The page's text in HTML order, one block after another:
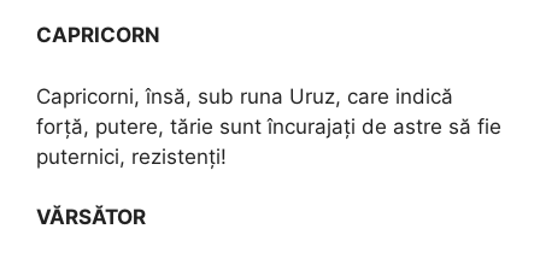
CAPRICORN
Capricorni, însă, sub runa Uruz, care indică
forță, putere, tărie sunt încurajați de astre să fie
puternici, rezistenți!
VĂRSĂTOR